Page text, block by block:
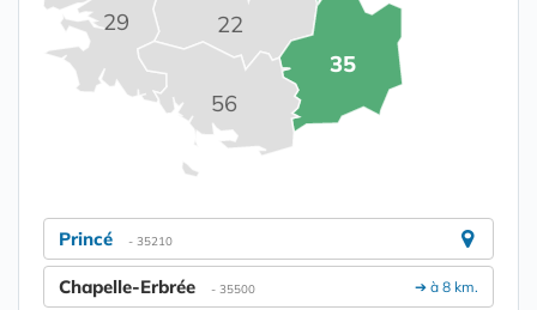
22
29
35
56
Princé - 35210
➔ à 8 km.
Chapelle-Erbrée - 35500